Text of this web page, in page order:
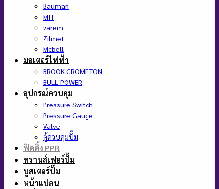
Bauman
MIT
varem
Zilmet
Mcbell
มอเตอร์ไฟฟ้า
BROOK CROMPTON
BULL POWER
อุปกรณ์ควบคุม
Pressure Switch
Pressure Gauge
Valve
ตู้ควบคุมปั๊ม
ฟิตติ้ง PPR
ทรานส์เฟอร์ปั๊ม
บูสเตอร์ปั๊ม
หน้าแปลน